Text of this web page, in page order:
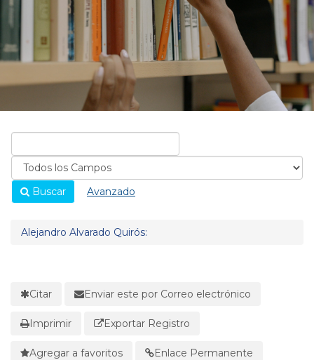
Buscar Avanzado
Alejandro Alvarado Quirós:
Citar Enviar este por Correo electrónico
Imprimir Exportar Registro
Agregar a favoritos Enlace Permanente